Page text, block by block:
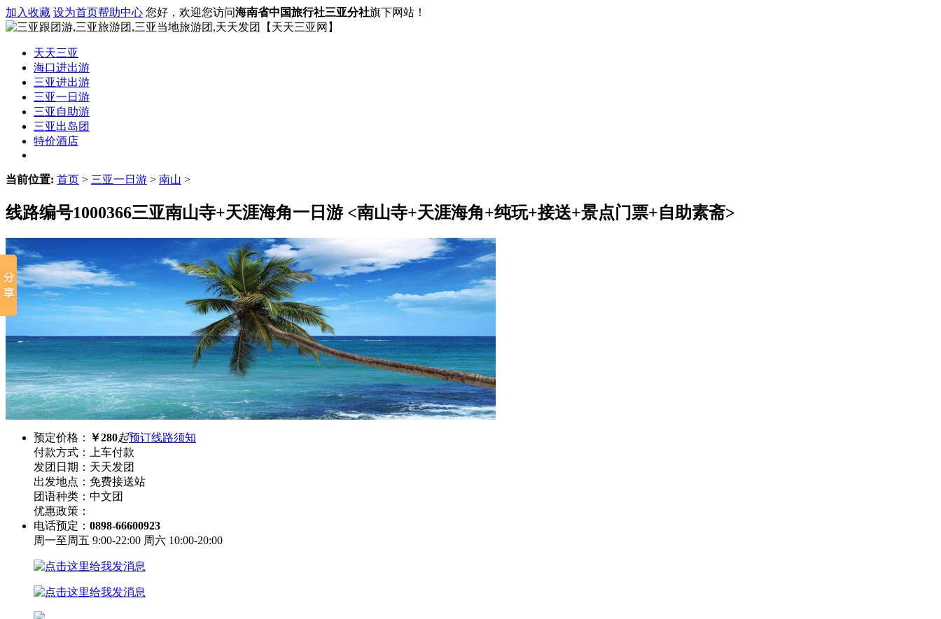
加入收藏 设为首页帮助中心 您好，欢迎您访问海南省中国旅行社三亚分社旗下网站！
天天三亚
海口进出游
三亚进出游
三亚一日游
三亚自助游
三亚出岛团
特价酒店
当前位置: 首页 > 三亚一日游 > 南山 >
线路编号1000366三亚南山寺+天涯海角一日游<南山寺+天涯海角+纯玩+接送+景点门票+自助素斋>
预定价格： ￥280起预订线路须知
付款方式：
上车付款
发团日期： 天天发团
出发地点： 免费接送站
团语种类： 中文团
优惠政策：
电话预定： 0898-66600923
周一至周五 9:00-22:00 周六 10:00-20:00